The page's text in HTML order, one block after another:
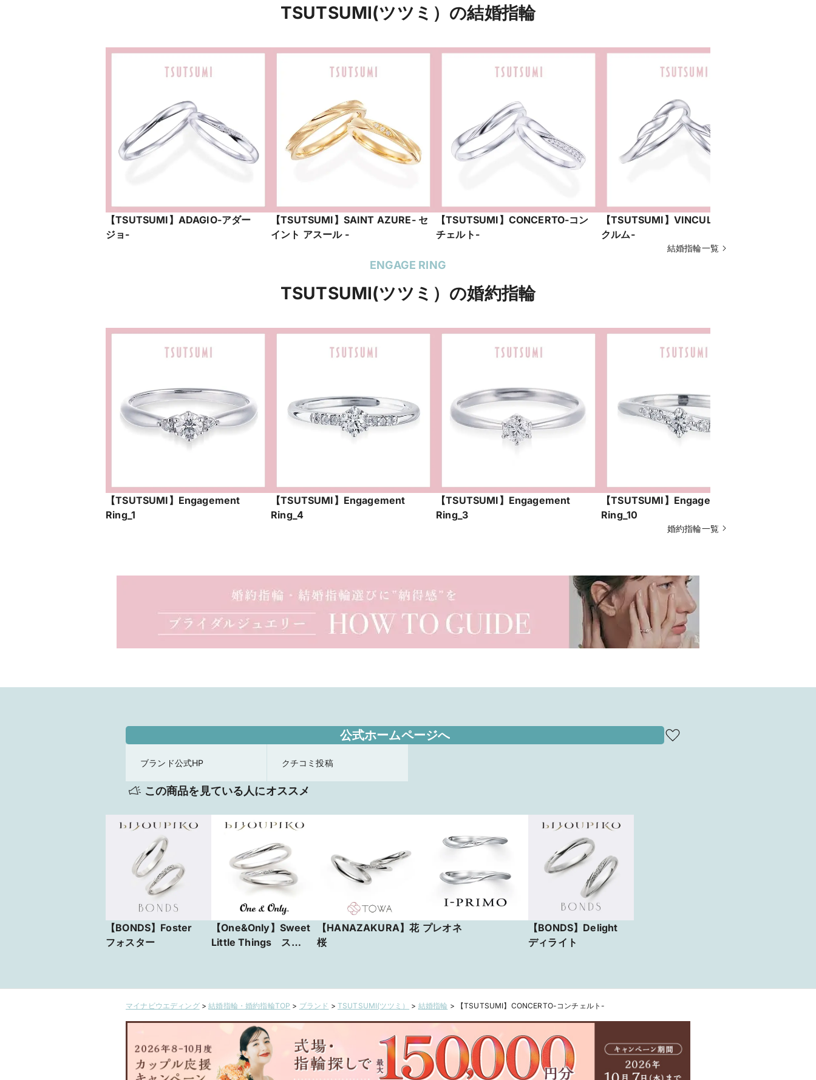
TSUTSUMI(ツツミ）の結婚指輪
【TSUTSUMI】ADAGIO-アダー
ジョ-
【TSUTSUMI】SAINT AZURE- セ
イント アスール -
【TSUTSUMI】CONCERTO-コン
チェルト-
【TSUTSUMI】VINCULUM-ウィン
クルム-
結婚指輪一覧
ENGAGE RING
TSUTSUMI(ツツミ）の婚約指輪
【TSUTSUMI】Engagement
Ring_1
【TSUTSUMI】Engagement
Ring_4
【TSUTSUMI】Engagement
Ring_3
【TSUTSUMI】Engagement
Ring_10
婚約指輪一覧
公式ホームページへ
ブランド公式HP クチコミ投稿
この商品を見ている人にオススメ
【BONDS】Foster
フォスター
【One&Only】Sweet
Little Things ス
【HANAZAKURA】花
桜
プレオネ
【BONDS】Delight
ディライト
マイナビウエディング>結婚指輪・婚約指輪TOP > ブランド > TSUTSUMI(ツツミ） > 結婚指輪 > 【TSUTSUMI】CONCERTO-コンチェルト-